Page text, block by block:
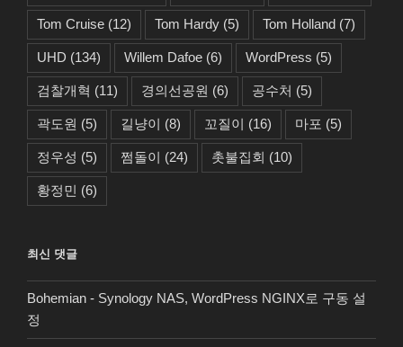
Tom Cruise (12) Tom Hardy (5) Tom Holland (7)
UHD (134) Willem Dafoe (6) WordPress (5)
검찰개혁 (11) 경의선공원 (6) 공수처 (5)
곽도원 (5) 길냥이 (8) 꼬질이 (16) 마포 (5)
정우성 (5) 쩜돌이 (24) 촛불집회 (10)
황정민 (6)
최신 댓글
Bohemian - Synology NAS, WordPress NGINX로 구동 설
정